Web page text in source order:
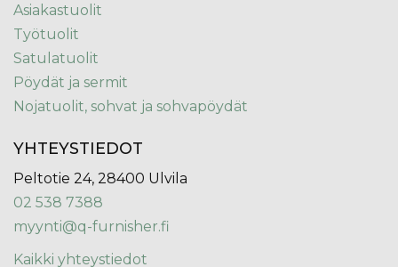
Asiakastuolit
Työtuolit
Satulatuolit
Pöydät ja sermit
Nojatuolit, sohvat ja sohvapöydät
YHTEYSTIEDOT
Peltotie 24, 28400 Ulvila
02 538 7388
myynti@q-furnisher.fi
Kaikki yhteystiedot